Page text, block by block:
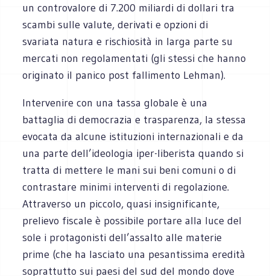
un controvalore di 7.200 miliardi di dollari tra
scambi sulle valute, derivati e opzioni di
svariata natura e rischiosità in larga parte su
mercati non regolamentati (gli stessi che hanno
originato il panico post fallimento Lehman).
Intervenire con una tassa globale è una
battaglia di democrazia e trasparenza, la stessa
evocata da alcune istituzioni internazionali e da
una parte dell’ideologia iper-liberista quando si
tratta di mettere le mani sui beni comuni o di
contrastare minimi interventi di regolazione.
Attraverso un piccolo, quasi insignificante,
prelievo fiscale è possibile portare alla luce del
sole i protagonisti dell’assalto alle materie
prime (che ha lasciato una pesantissima eredità
soprattutto sui paesi del sud del mondo dove